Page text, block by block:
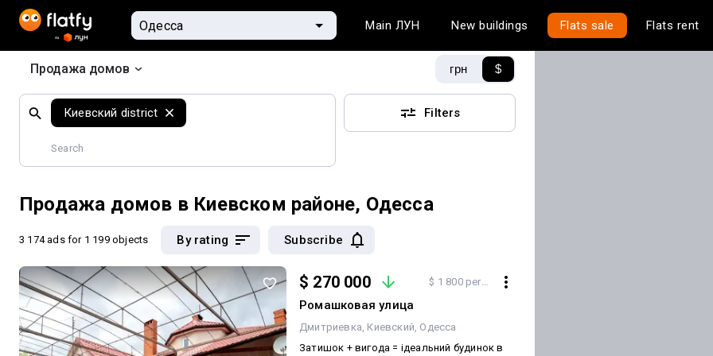
Main ЛУН New buildings Flats sale Flats rent
Продажа домов грн $
Search
by
features
Киевский district Filters
Продажа домов в Киевском районе, Одесса
3 174 ads for 1 199 objects By rating Subscribe
$ 270 000 $ 1 800 per m²
Ромашковая улица
Дмитриевка Киевский Одесса
Затишок + вигода = ідеальний будинок в